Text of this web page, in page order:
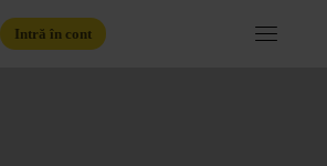
Intră în cont